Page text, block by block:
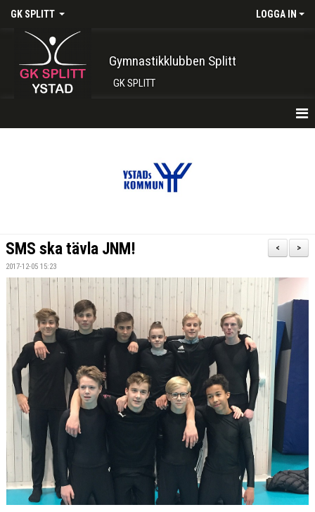
GK SPLITT LOGGA IN
Gymnastikklubben Splitt
GK SPLITT
INTRESSEANMÄLAN
SHOP
GRUPPER OCH TIDER
STÖDMEDLEM
SPONSRING
FRÅGOR & SVAR
FUNKTIONÄRER
FRITIDSKORTET
>
<
SMS ska tävla JNM!
2017-12-05 15:23